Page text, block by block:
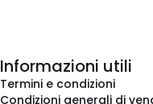
Informazioni utili
Termini e condizioni
Condizioni generali di